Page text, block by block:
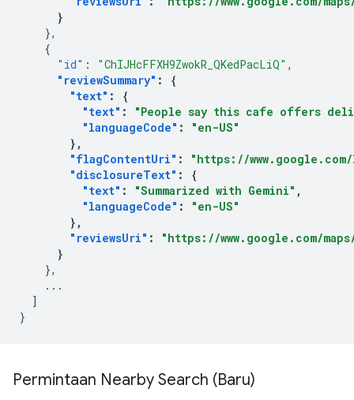
}
},
{
"id" : "ChIJHcFFXH9ZwokR_QKedPacLiQ" ,
"reviewSummary" :
{
"text" :
{
"text" :
"People say this cafe offers
"languageCode" :
"en-US"
},
"flagContentUri" :
"https://www.google.com/
"disclosureText" :
{
"text" : "Summarized with Gemini" ,
"languageCode" :
"en-US"
},
"reviewsUri" :
"https://www.google.com/
}
},
...
]
}
Permintaan Nearby Search (Baru)